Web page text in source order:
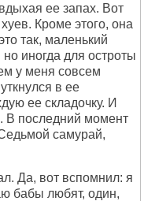
ее запах. Вот
Кроме этого, она
так, маленький
иногда для остроты
у меня совсем
в ее
ее складочку. И
В последний момент
самурай,
Да, вот вспомнил: я
бабы любят, один,